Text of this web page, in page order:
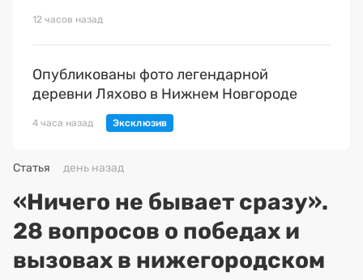
12 часов назад
Опубликованы фото легендарной
деревни Ляхово в Нижнем Новгороде
4 часа назад
Статья день назад
«Ничего не бывает сразу».
28 вопросов о победах и
вызовах в нижегородском